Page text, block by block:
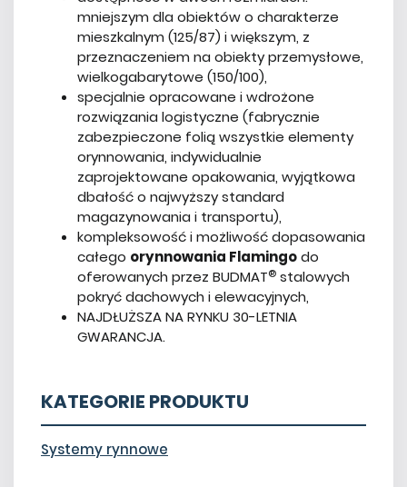
mniejszym dla obiektów o charakterze
mieszkalnym (125/87) i większym, z
przeznaczeniem na obiekty przemysłowe,
wielkogabarytowe (150/100),
specjalnie opracowane i wdrożone
rozwiązania logistyczne (fabrycznie
zabezpieczone folią wszystkie elementy
orynnowania, indywidualnie
zaprojektowane opakowania, wyjątkowa
dbałość o najwyższy standard
magazynowania i transportu),
kompleksowość i możliwość dopasowania
całego orynnowania Flamingodo
oferowanych przez BUDMAT® stalowych
pokryć dachowych i elewacyjnych,
NAJDŁUŻSZA NA RYNKU 30-LETNIA
GWARANCJA.
KATEGORIE PRODUKTU
Systemy rynnowe